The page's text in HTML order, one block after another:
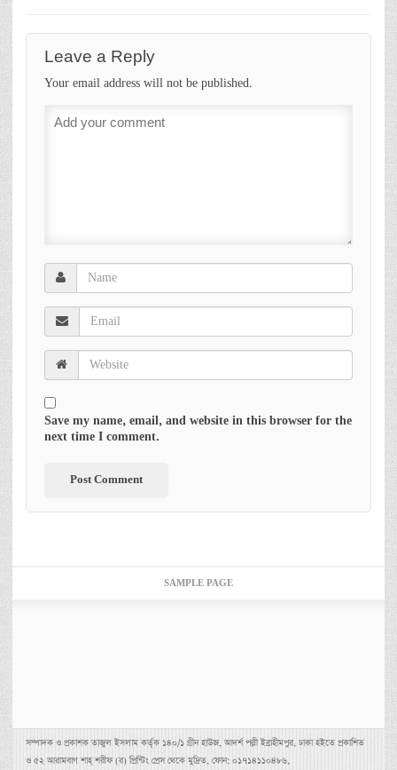
Leave a Reply
Your email address will not be published.
Save my name, email, and website in this browser for the
next time I comment.
SAMPLE PAGE
সম্পাদক ও প্রকাশক তাজুল ইসলাম কর্তৃক ১৪০/১ গ্রীন হাউজ, আদর্শ পল্লী ইব্রাহীমপুর, ঢাকা হইতে প্রকাশিত
ও ৫২ আরামবাগ শাহ্ শরীফ (র) প্রিন্টিং প্রেস থেকে মুদ্রিত, ফোন: ০১৭১৪১১০৪৮৬,